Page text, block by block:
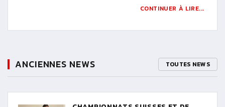
CONTINUER À LIRE...
ANCIENNES NEWS TOUTES NEWS